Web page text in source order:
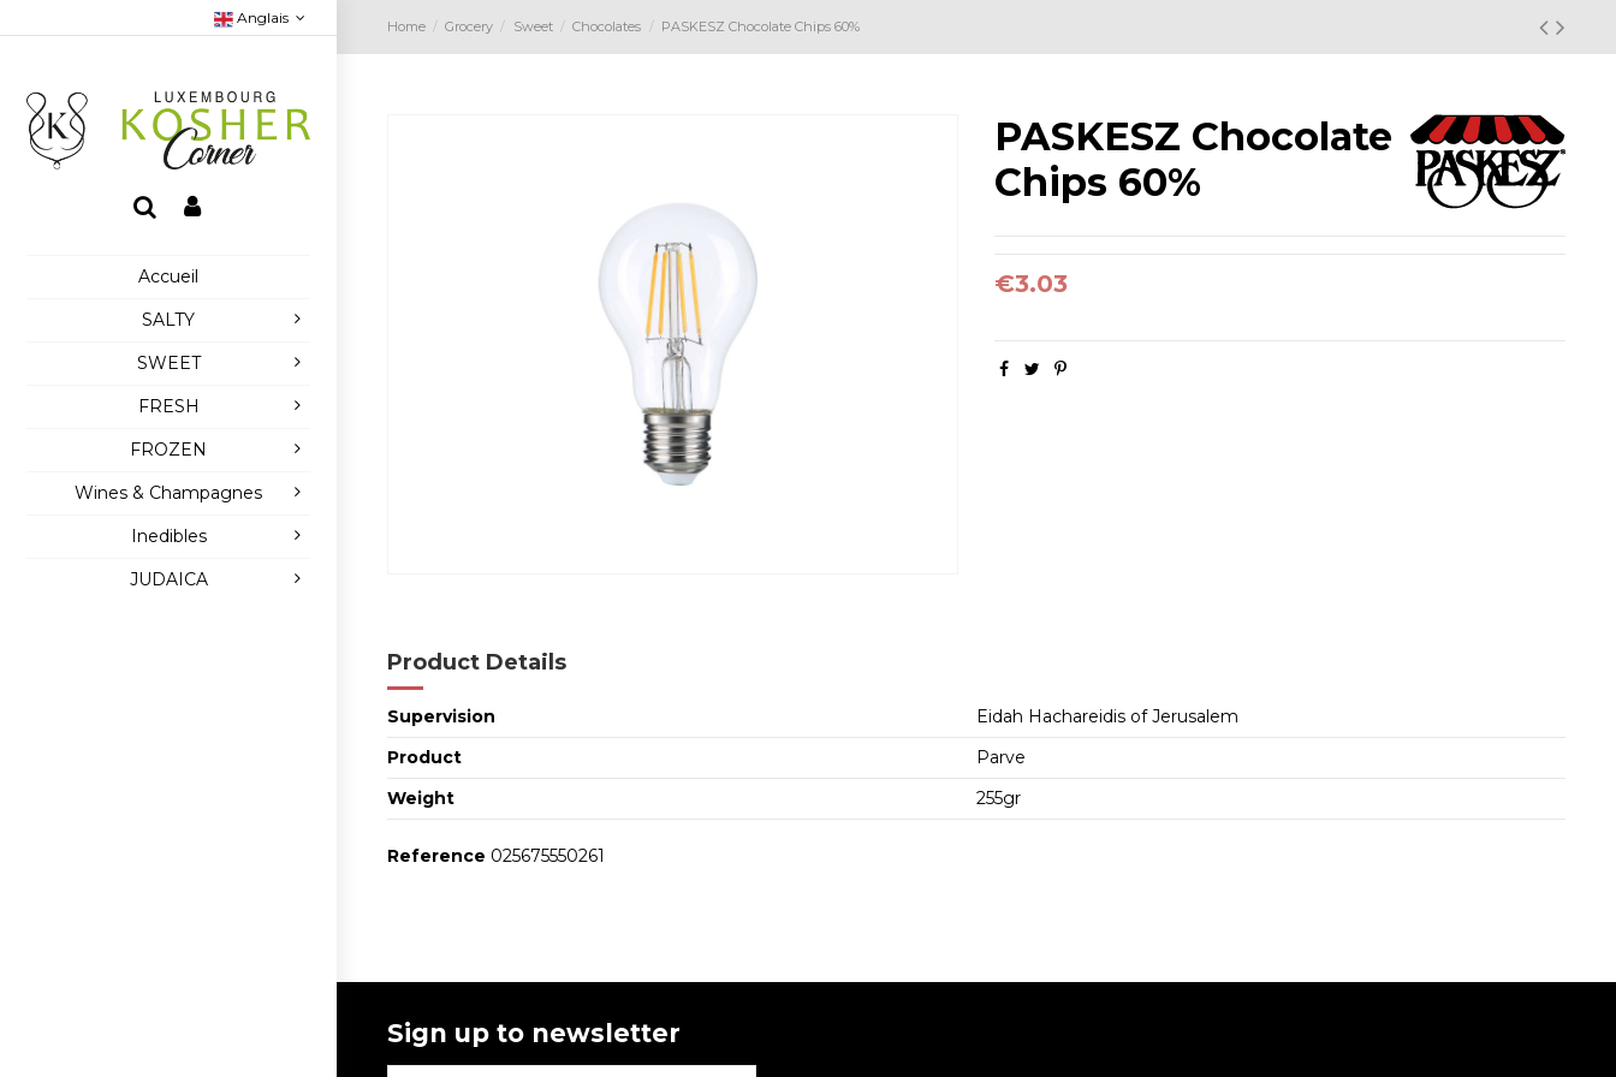
Anglais
Accueil
SALTY
SWEET
FRESH
FROZEN
Wines & Champagnes
Inedibles
JUDAICA
Home Grocery Sweet Chocolates PASKESZ Chocolate Chips 60%
PASKESZ Chocolate
Chips 60%
€3.03
Product Details
Supervision
Eidah Hachareidis of Jerusalem
Product
Parve
Weight
255gr
Reference 025675550261
Sign up to newsletter